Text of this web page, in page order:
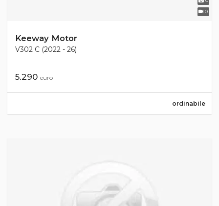
0
Keeway Motor
V302 C (2022 - 26)
5.290 euro
ordinabile